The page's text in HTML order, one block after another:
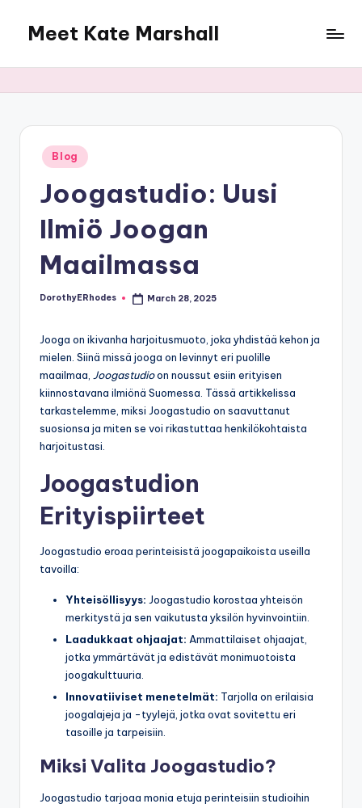
content
Meet Kate Marshall
to
full
spectrum
blog
Posted
in
Blog
Joogastudio: Uusi
Ilmiö Joogan
Maailmassa
Posted
DorothyERhodes March 28, 2025
Jooga on ikivanha harjoitusmuoto, joka yhdistää kehon ja
mielen. Siinä missä jooga on levinnyt eri puolille
maailmaa, Joogastudioon noussut esiin erityisen
kiinnostavana ilmiönä Suomessa. Tässä artikkelissa
tarkastelemme, miksi Joogastudio on saavuttanut
suosionsa ja miten se voi rikastuttaa henkilökohtaista
harjoitustasi.
Joogastudion
Erityispiirteet
Joogastudio eroaa perinteisistä joogapaikoista useilla
tavoilla:
Yhteisöllisyys: Joogastudio korostaa yhteisön
merkitystä ja sen vaikutusta yksilön hyvinvointiin.
Laadukkaat ohjaajat: Ammattilaiset ohjaajat,
jotka ymmärtävät ja edistävät monimuotoista
joogakulttuuria.
Innovatiiviset menetelmät: Tarjolla on erilaisia
joogalajeja ja -tyylejä, jotka ovat sovitettu eri
tasoille ja tarpeisiin.
Miksi Valita Joogastudio?
Joogastudio tarjoaa monia etuja perinteisiin studioihin